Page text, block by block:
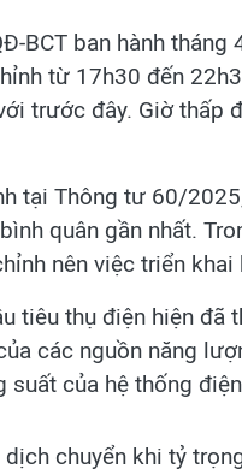
BCT ban hành
từ 17h30 đến
trước đây. Giờ thấp
tại Thông tư 60/
quân gần nhất.
nên việc triển
tiêu thụ điện hiện đã
các nguồn năng
suất của hệ thống
chuyển khi tỷ